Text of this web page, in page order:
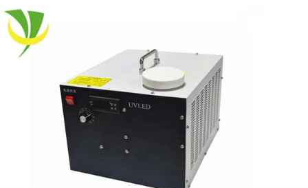
PLAN
DU
SITE
PRIVACY
POLICY